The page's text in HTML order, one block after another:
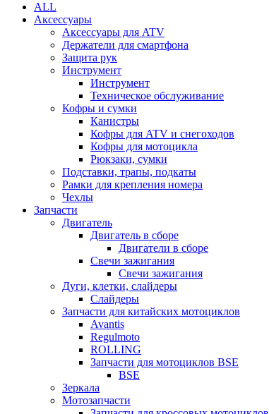
ALL
Аксессуары
Аксессуары для ATV
Держатели для смартфона
Защита рук
Инструмент
Инструмент
Техническое обслуживание
Кофры и сумки
Канистры
Кофры для ATV и снегоходов
Кофры для мотоцикла
Рюкзаки, сумки
Подставки, трапы, подкаты
Рамки для крепления номера
Чехлы
Запчасти
Двигатель
Двигатель в сборе
Двигатели в сборе
Свечи зажигания
Свечи зажигания
Дуги, клетки, слайдеры
Слайдеры
Запчасти для китайских мотоциклов
Avantis
Regulmoto
ROLLING
Запчасти для мотоциклов BSE
BSE
Зеркала
Мотозапчасти